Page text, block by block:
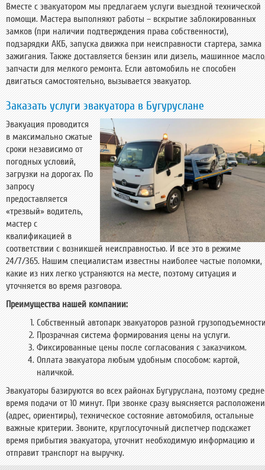
Вместе с эвакуатором мы предлагаем услуги выездной технической
помощи. Мастера выполняют работы – вскрытие заблокированных
замков (при наличии подтверждения права собственности),
подзарядки АКБ, запуска движка при неисправности стартера, замка
зажигания. Также доставляется бензин или дизель, машинное
запчасти для мелкого ремонта. Если автомобиль не способен
двигаться самостоятельно, вызывается эвакуатор.
Заказать услуги эвакуатора в Бугуруслане
Эвакуация проводится
в максимально сжатые
сроки независимо от
погодных условий,
загрузки на дорогах. По
запросу
предоставляется
«трезвый» водитель,
мастер с
квалификацией в
соответствии с возникшей неисправностью. И все это в режиме
24/7/365. Нашим специалистам известны наиболее частые поломки,
какие из них легко устраняются на месте, поэтому ситуация и
уточняется во время разговора.
Преимущества нашей компании:
Собственный автопарк эвакуаторов разной
Прозрачная система формирования цены на услуги.
Фиксированные цены после согласования с заказчиком.
Оплата эвакуатора любым удобным способом: картой,
наличкой.
Эвакуаторы базируются во всех районах Бугуруслана, поэтому
время подачи от 10 минут. При звонке сразу выясняется
(адрес, ориентиры), техническое состояние автомобиля, остальные
важные критерии. Звоните, круглосуточный диспетчер подскажет
время прибытия эвакуатора, уточнит необходимую информацию и
отправит транспорт на выручку.